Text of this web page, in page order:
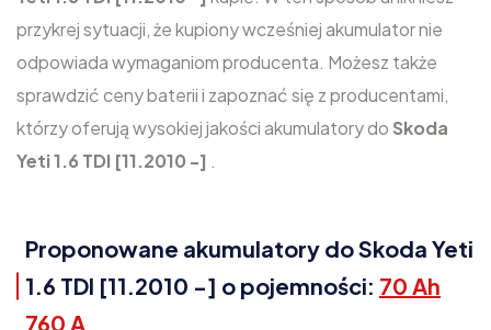
przykrej sytuacji, że kupiony wcześniej akumulator nie
odpowiada wymaganiom producenta. Możesz także
sprawdzić ceny baterii i zapoznać się z producentami,
którzy oferują wysokiej jakości akumulatory do Skoda
Yeti 1.6 TDI [11.2010 -] .
Proponowane akumulatory do Skoda Yeti
1.6 TDI [11.2010 -] o pojemności: 70 Ah
760 A